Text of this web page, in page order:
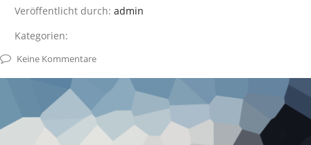
Veröffentlicht durch: admin
Kategorien:
Keine Kommentare